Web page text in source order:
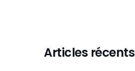
Articles récents